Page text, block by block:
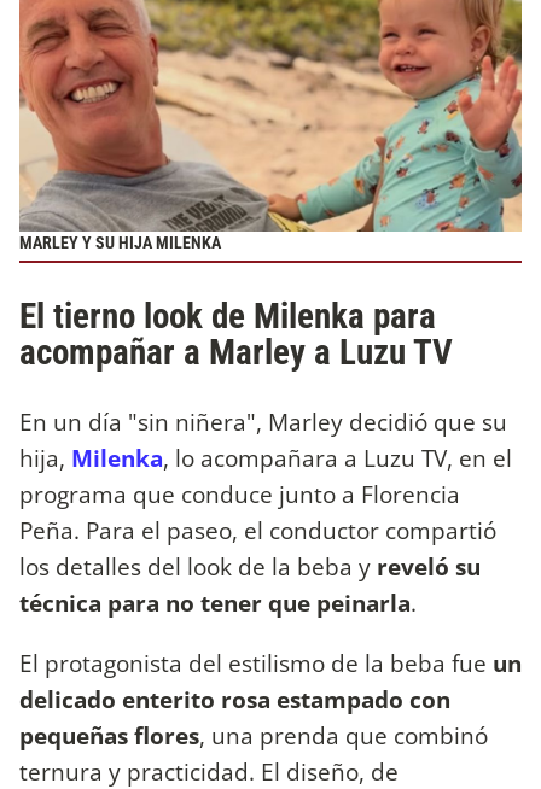
MARLEY Y SU HIJA MILENKA
El tierno look de Milenka para
acompañar a Marley a Luzu TV
En un día "sin niñera", Marley decidió que su
hija, Milenka, lo acompañara a Luzu TV, en el
programa que conduce junto a Florencia
Peña. Para el paseo, el conductor compartió
los detalles del look de la beba y reveló su
técnica para no tener que peinarla.
El protagonista del estilismo de la beba fue un
delicado enterito rosa estampado con
pequeñas flores, una prenda que combinó
ternura y practicidad. El diseño, de